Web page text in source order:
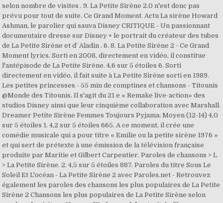
selon nombre de visites . 9. La Petite Sirène 2.0 n'est donc pas
prévu pour tout de suite. Ce Grand Moment. Actu La sirène Howard
Ashman, le parolier qui sauva Disney CRITIQUE - Un passionnant
documentaire dresse sur Disney + le portrait du créateur des tubes
de La Petite Sirène et d’ Aladin . 6. 8. La Petite Sirène 2 - Ce Grand
Moment lyrics. Sorti en 2008, directement en vidéo, il constitue
l'antépisode de La Petite Sirène. 4,6 sur 5 étoiles 6. Sorti
directement en vidéo, il fait suite à La Petite Sirène sorti en 1989.
Les petites princesses - 55 min de comptines et chansons - Titounis
@Monde des Titounis. Il s'agit du 21 e « Remake live-action» des
studios Disney ainsi que leur cinquième collaboration avec Marshall.
Dreamer Petite Sirène Femmes Toujours Pyjama: Moyen (12-14) 4,0
sur 5 étoiles 1. 4,2 sur 5 étoiles 665. A ce moment, il crée une
comédie musicale qui a pour titre « Emilie ou la petite sirène 1976 »
et qui sert de prétexte à une émission de la télévision française
produite par Maritie et Gilbert Carpentier. Paroles de chansons > L
> La Petite Sirène. 2. 4,5 sur 5 étoiles 887. Paroles du titre Sous Le
Soleil Et L'océan - La Petite Sirène 2 avec Paroles.net - Retrouvez
également les paroles des chansons les plus populaires de La Petite
Sirène 2 Chansons les plus populaires de La Petite Sirène selon